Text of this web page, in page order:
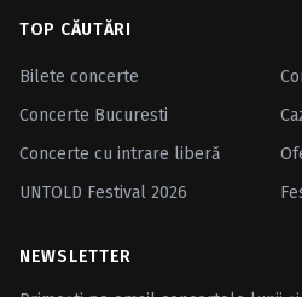
TOP CĂUTĂRI
Bilete concerte
Concerte Bucuresti
Concerte cu intrare liberă
UNTOLD Festival 2026
NEWSLETTER